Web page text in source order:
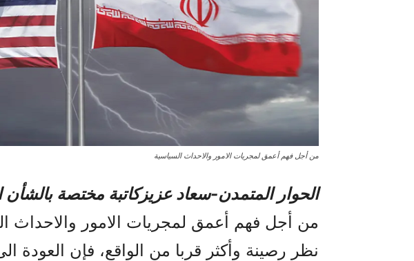
من أجل فهم أعمق لمجريات الامور والاحداث السياسية
الحوار المتمدن-سعاد عزيزکاتبة مختصة بالشأن
من أجل فهم أعمق لمجريات الامور والاحداث
نظر رصينة وأکثر قربا من الواقع، فإن العودة